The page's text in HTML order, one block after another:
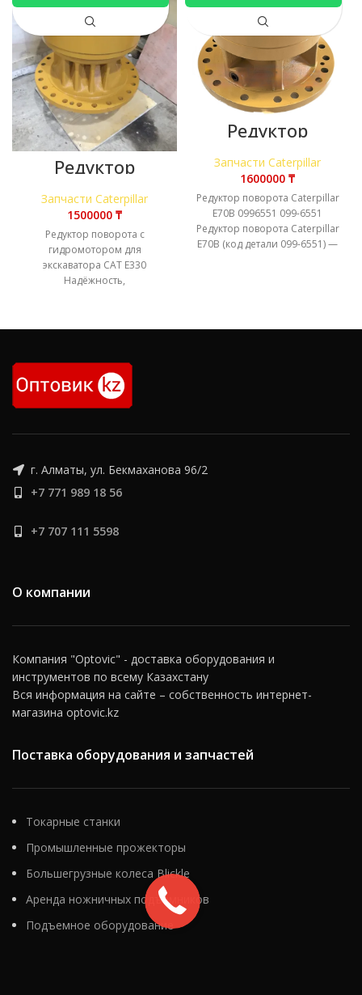
Редуктор
поворота с
гидромотором
для экскаватора
CAT E330
Запчасти Caterpillar
₸
Редуктор поворота с
гидромотором для
экскаватора CAT E330
Надёжность,
техники Редуктор поворота с
Редуктор
поворота
Caterpiller E70B
0996551 099-
6551
Запчасти Caterpillar
₸
Редуктор поворота Caterpillar
E70B 0996551 099-6551
Редуктор поворота Caterpillar
E70B (код детали 099-6551) —
г. Алматы, ул. Бекмаханова 96/2
+7 771 989 18 56
+7 707 111 5598
О компании
Компания "Optovic" - доставка оборудования и
инструментов по всему Казахстану
Вся информация на сайте – собственность интернет-
магазина optovic.kz
Поставка оборудования и запчастей
Токарные станки
Промышленные прожекторы
Большегрузные колеса Blickle
Аренда ножничных подъемников
Подъемное оборудование